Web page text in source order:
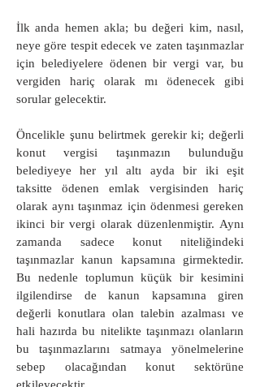
İlk anda hemen akla; bu değeri kim, nasıl,
neye göre tespit edecek ve zaten taşınmazlar
için belediyelere ödenen bir vergi var, bu
vergiden hariç olarak mı ödenecek gibi
sorular gelecektir.
Öncelikle şunu belirtmek gerekir ki; değerli
konut vergisi taşınmazın bulunduğu
belediyeye her yıl altı ayda bir iki eşit
taksitte ödenen emlak vergisinden hariç
olarak aynı taşınmaz için ödenmesi gereken
ikinci bir vergi olarak düzenlenmiştir. Aynı
zamanda sadece konut niteliğindeki
taşınmazlar kanun kapsamına girmektedir.
Bu nedenle toplumun küçük bir kesimini
ilgilendirse de kanun kapsamına giren
değerli konutlara olan talebin azalması ve
hali hazırda bu nitelikte taşınmazı olanların
bu taşınmazlarını satmaya yönelmelerine
sebep olacağından konut sektörüne